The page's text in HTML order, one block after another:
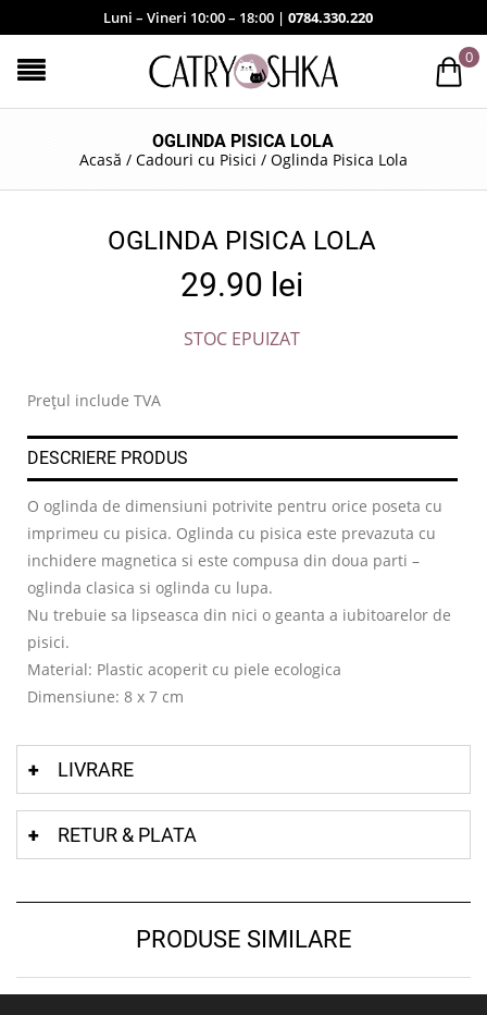
Luni – Vineri 10:00 – 18:00 | 0784.330.220
0
OGLINDA PISICA LOLA
Acasă / Cadouri cu Pisici / Oglinda Pisica Lola
OGLINDA PISICA LOLA
29.90 lei
STOC EPUIZAT
Prețul include TVA
DESCRIERE PRODUS
O oglinda de dimensiuni potrivite pentru orice poseta cu
imprimeu cu pisica. Oglinda cu pisica este prevazuta cu
inchidere magnetica si este compusa din doua parti –
oglinda clasica si oglinda cu lupa.
Nu trebuie sa lipseasca din nici o geanta a iubitoarelor de
pisici.
Material: Plastic acoperit cu piele ecologica
Dimensiune: 8 x 7 cm
LIVRARE
RETUR & PLATA
PRODUSE SIMILARE